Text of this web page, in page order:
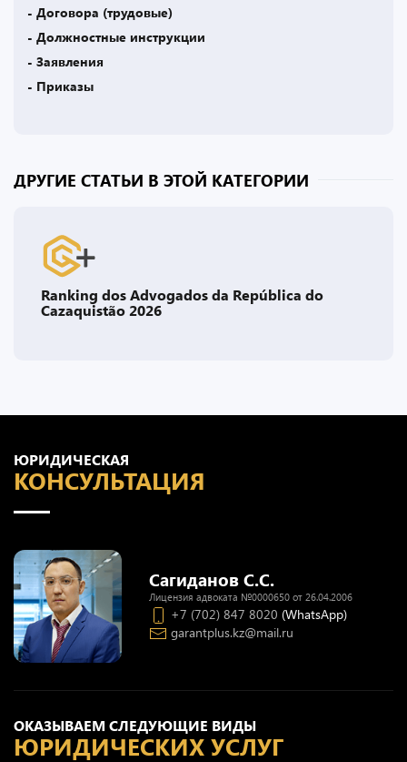
- Договора (трудовые)
- Должностные инструкции
- Заявления
- Приказы
ДРУГИЕ СТАТЬИ В ЭТОЙ КАТЕГОРИИ
Ranking dos Advogados da República do
Cazaquistão 2026
ОКАЗЫВАЕМ СЛЕДУЮЩИЕ ВИДЫ
ЮРИДИЧЕСКИХ УСЛУГ
ЮРИДИЧЕСКАЯ
КОНСУЛЬТАЦИЯ
Сагиданов С.С.
Лицензия адвоката №0000650 от 26.04.2006
+7 (702) 847 8020 (WhatsApp)
garantplus.kz@mail.ru